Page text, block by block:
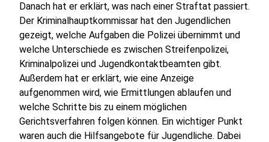
Danach hat er erklärt, was nach einer Straftat passiert.
Der Kriminalhauptkommissar hat den Jugendlichen
gezeigt, welche Aufgaben die Polizei übernimmt und
welche Unterschiede es zwischen Streifenpolizei,
Kriminalpolizei und Jugendkontaktbeamten gibt.
Außerdem hat er erklärt, wie eine Anzeige
aufgenommen wird, wie Ermittlungen ablaufen und
welche Schritte bis zu einem möglichen
Gerichtsverfahren folgen können. Ein wichtiger Punkt
waren auch die Hilfsangebote für Jugendliche. Dabei